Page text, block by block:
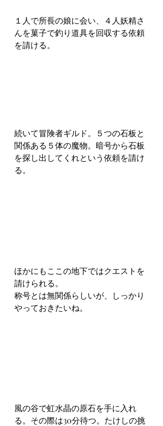
１人で所長の娘に会い、４人妖精さ
んを菓子で釣り道具を回収する依頼
を請ける。
続いて冒険者ギルド。５つの石板と
関係ある５体の魔物。暗号から石板
を探し出してくれという依頼を請け
る。
ほかにもここの地下ではクエストを
請けられる。
称号とは無関係らしいが、しっかり
やっておきたいね。
風の谷で虹水晶の原石を手に入れ
る。その際は30分待つ。たけしの挑